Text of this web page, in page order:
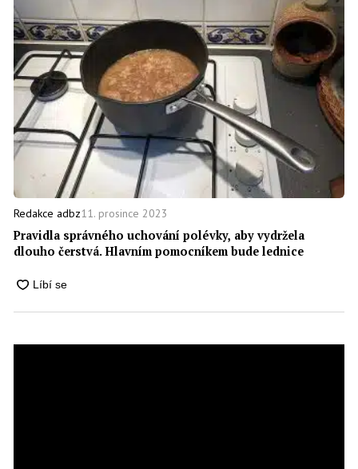
Redakce adbz11. prosince 2023
Pravidla správného uchování polévky, aby vydržela
dlouho čerstvá. Hlavním pomocníkem bude lednice